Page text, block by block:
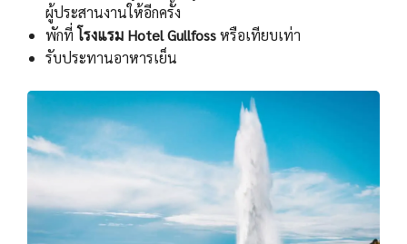
ผู้ประสานงานให้อีกครั้ง
พักที่โรงแรม Hotel Gullfossหรือเทียบเท่า
รับประทานอาหารเย็น